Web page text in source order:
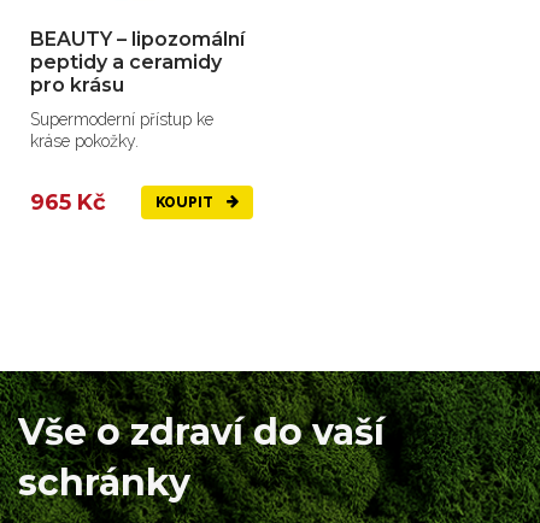
BEAUTY – lipozomální
peptidy a ceramidy
pro krásu
Supermoderní přístup ke
kráse pokožky.
965 Kč KOUPIT
Vše o zdraví do vaší
schránky